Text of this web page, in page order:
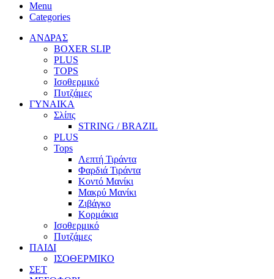
Menu
Categories
ΑΝΔΡΑΣ
BOXER SLIP
PLUS
TOPS
Ισοθερμικό
Πυτζάμες
ΓΥΝΑΙΚΑ
Σλίπς
STRING / BRAZIL
PLUS
Tops
Λεπτή Τιράντα
Φαρδιά Τιράντα
Κοντό Μανίκι
Μακρύ Μανίκι
Ζιβάγκο
Κορμάκια
Ισοθερμικό
Πυτζάμες
ΠΑΙΔΙ
ΙΣΟΘΕΡΜΙΚΟ
ΣΕΤ